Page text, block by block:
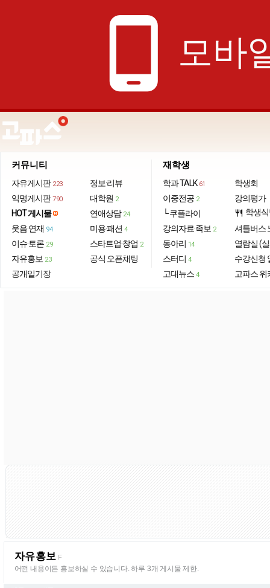
phone_android 모바
커뮤니티
자유게시판 223
익명게시판 790
HOT 게시물
웃음·연재 94
이슈·토론 29
자유홍보 23
공개일기장
정보·리뷰
대학원 2
연애상담 24
미용·패션 4
스타트업·창업 2
공식 오픈채팅
재학생
학과 TALK 61
이중전공 2
└ 쿠플라이
강의자료·족보 2
동아리 14
스터디 4
고대뉴스 4
학생회
강의평가
restaurant 학생
셔틀버스
열람실 (
수강신청
고파스 위
자유홍보 F
어떤 내용이든 홍보하실 수 있습니다. 하루 3개 게시물 제한.